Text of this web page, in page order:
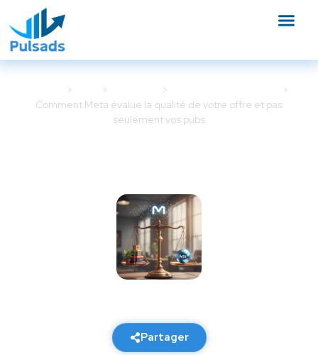
Comment Meta évalue la qualité de votre offre et pas
seulement vos pubs
Partager